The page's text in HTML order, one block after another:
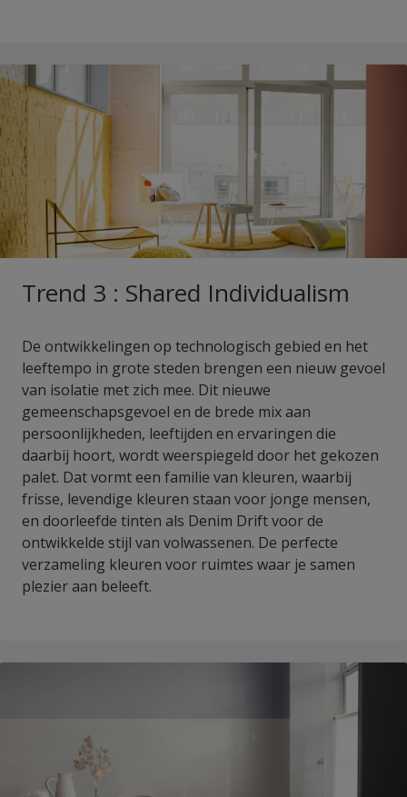
Trend 3 : Shared Individualism
De ontwikkelingen op technologisch gebied en het
leeftempo in grote steden brengen een nieuw gevoel
van isolatie met zich mee. Dit nieuwe
gemeenschapsgevoel en de brede mix aan
persoonlijkheden, leeftijden en ervaringen die
daarbij hoort, wordt weerspiegeld door het gekozen
palet. Dat vormt een familie van kleuren, waarbij
frisse, levendige kleuren staan voor jonge mensen,
en doorleefde tinten als Denim Drift voor de
ontwikkelde stijl van volwassenen. De perfecte
verzameling kleuren voor ruimtes waar je samen
plezier aan beleeft.